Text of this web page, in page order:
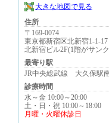
大きな地図で見る
住所
〒169-0074
東京都新宿区北新宿1-1-
北新宿ビル2F(1階がサン
最寄り駅
JR中央総武線 大久保駅
診療時間
水～金 10:00～20:00
土・日・祝 10:00～18:00
月曜・火曜休診日